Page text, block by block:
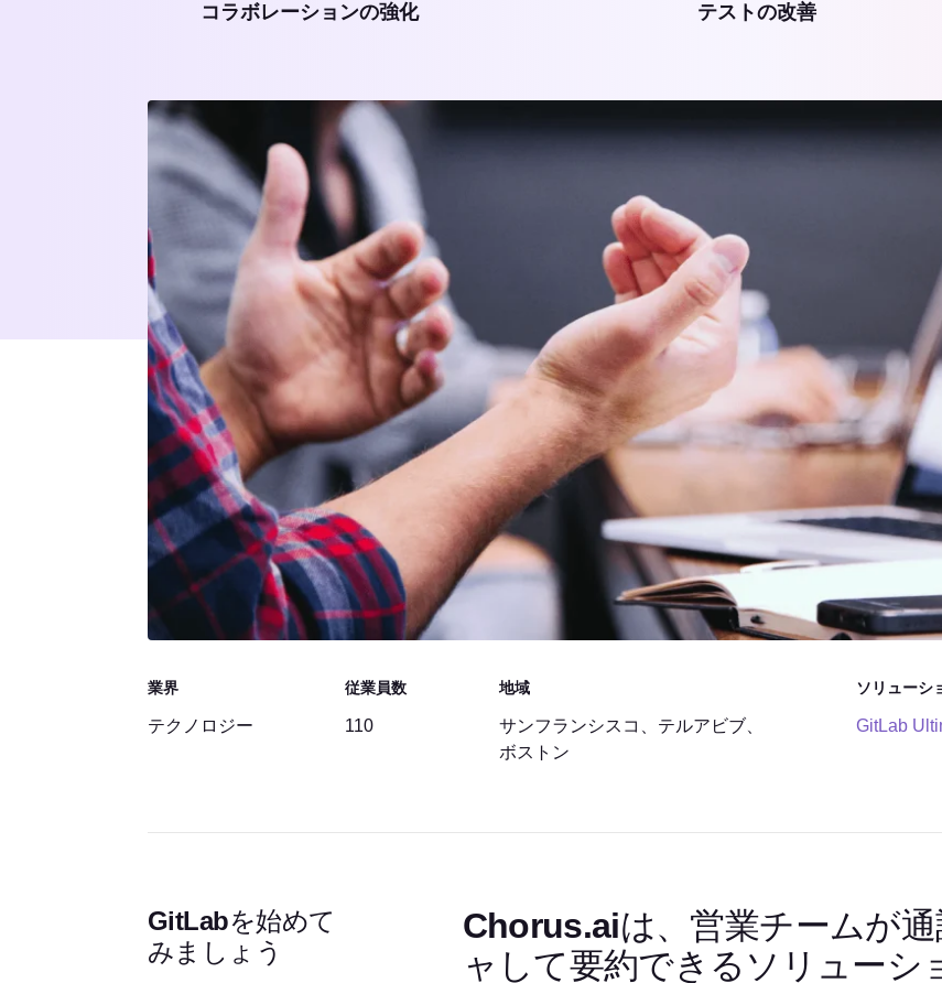
コラボレーションの強化 テストの改善
業界
テクノロジー
従業員数
110
地域
サンフランシスコ、テルアビブ、
ボストン
ソリューシ
GitLab
GitLabを始めて
みましょう
Chorus.aiは、営業チームが
ャして要約できるソリューシ